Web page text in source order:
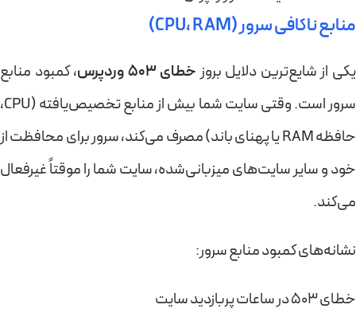
منابع ناکافی سرور (CPU، RAM)
یکی از شایع‌ترین دلایل بروزخطای 503 وردپرس
، کمبود منابع
سرور است. وقتی سایت شما بیش از منابع تخصیص‌یافته (CPU،
حافظه RAM یا پهنای باند) مصرف می‌کند، سرور برای محافظت از
خود و سایر سایت‌های میزبانی‌شده، سایت شما را موقتاً غیرفعال
می‌کند.
نشانه‌های کمبود منابع سرور:
خطای 503 در ساعات پربازدید سایت